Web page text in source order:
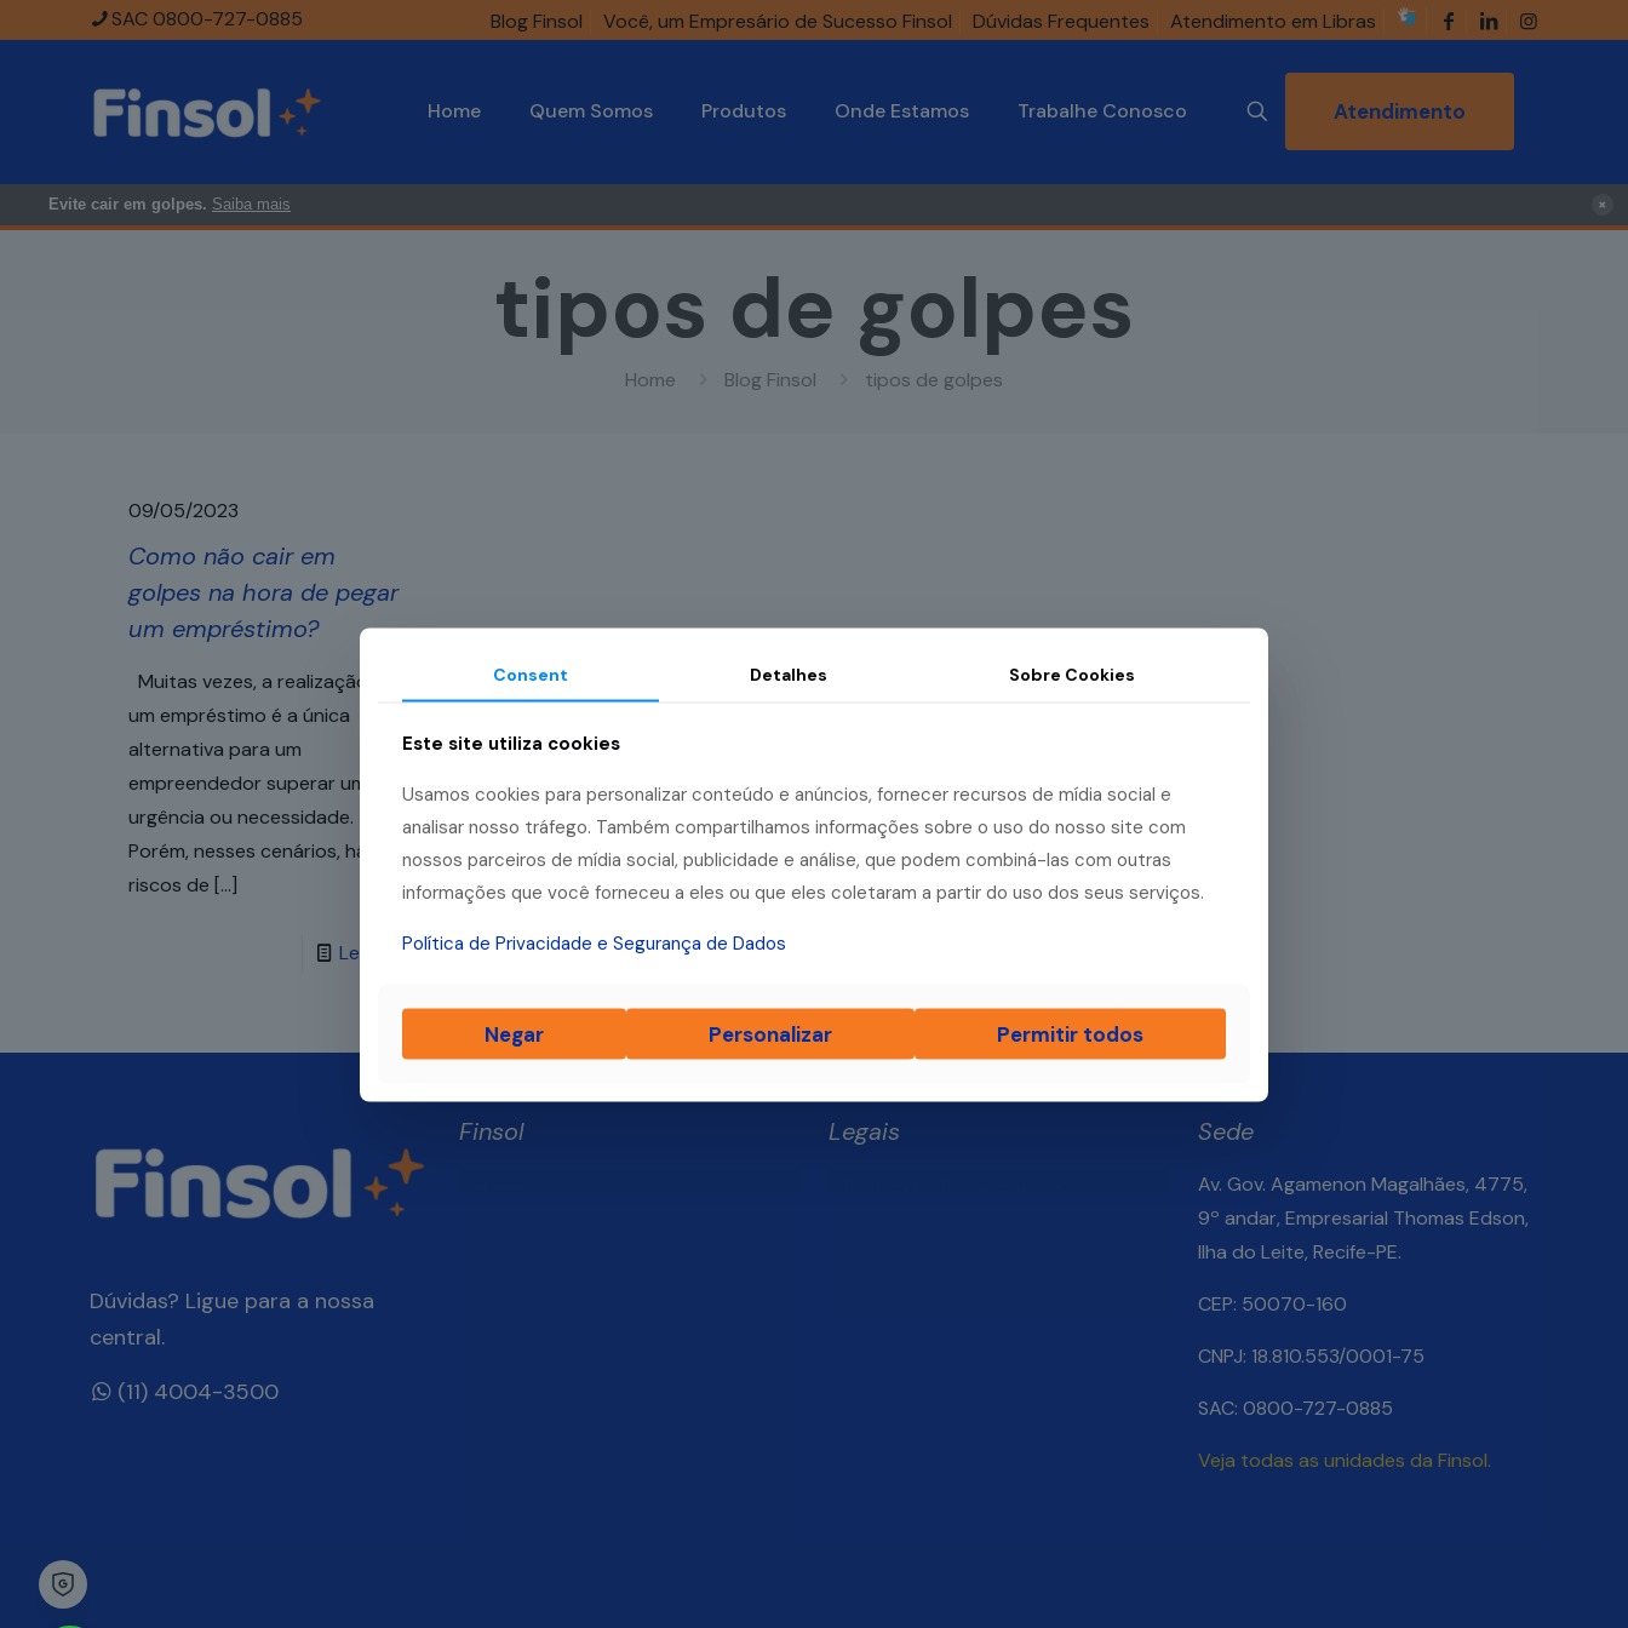
SAC 0800-727-0885 Blog Finsol Você, um Empresário de Sucesso Finsol Dúvidas Frequentes Atendimento em Libras
Home Quem Somos Produtos Onde Estamos Trabalhe Conosco Atendimento
Evite cair em golpes. Saiba mais ×
tipos de golpes
Home Blog Finsol tipos de golpes
09/05/2023
Como não cair em
golpes na hora de pegar
um empréstimo?
Muitas vezes, a realização de
um empréstimo é a única
alternativa para um
empreendedor superar uma
urgência ou necessidade.
Porém, nesses cenários, há
riscos de […]
Leia mais
Dúvidas? Ligue para a nossa
central.
(11) 4004-3500
Finsol Legais Sede
Av. Gov. Agamenon Magalhães, 4775,
9º andar, Empresarial Thomas Edson,
Ilha do Leite, Recife-PE.
CEP: 50070-160
CNPJ: 18.810.553/0001-75
SAC: 0800-727-0885
Veja todas as unidades da Finsol.
Consent Detalhes Sobre Cookies
Este site utiliza cookies
Usamos cookies para personalizar conteúdo e anúncios, fornecer recursos de mídia social e
analisar nosso tráfego. Também compartilhamos informações sobre o uso do nosso site com
nossos parceiros de mídia social, publicidade e análise, que podem combiná-las com outras
informações que você forneceu a eles ou que eles coletaram a partir do uso dos seus serviços.
Política de Privacidade e Segurança de Dados
Negar Personalizar Permitir todos